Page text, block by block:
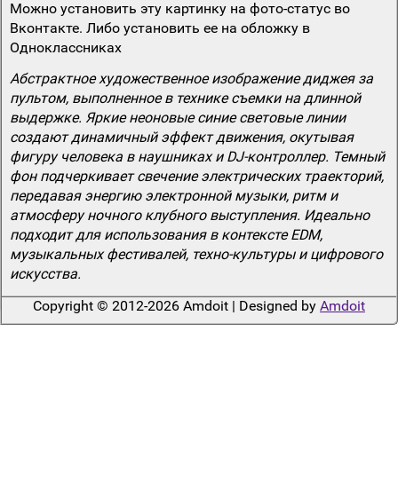
Можно установить эту картинку на фото-статус во
Вконтакте. Либо установить ее на обложку в
Одноклассниках
Абстрактное художественное изображение диджея за
пультом, выполненное в технике съемки на длинной
выдержке. Яркие неоновые синие световые линии
создают динамичный эффект движения, окутывая
фигуру человека в наушниках и DJ-контроллер. Темный
фон подчеркивает свечение электрических траекторий,
передавая энергию электронной музыки, ритм и
атмосферу ночного клубного выступления. Идеально
подходит для использования в контексте EDM,
музыкальных фестивалей, техно-культуры и цифрового
искусства.
Copyright © 2012-2026 Amdoit | Designed by Amdoit